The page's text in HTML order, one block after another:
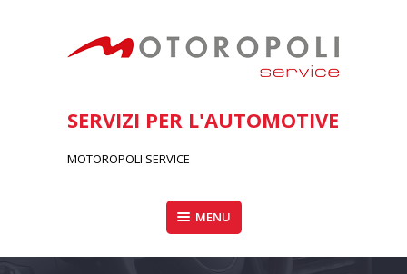
SERVIZI PER L'AUTOMOTIVE
MOTOROPOLI SERVICE
MENU